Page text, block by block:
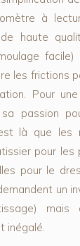
à
haute
les frictions
Pour
passion
là que les
pour les
pour le
un
inégalé.